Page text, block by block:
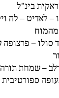
בינ"ל
– לאדיט – לה
מהמוח
סולו –
– שמחת תורה
ספורטיבית